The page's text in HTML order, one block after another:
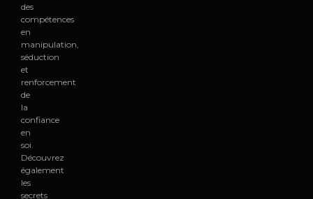
des
compétences
en
manipulation,
séduction
et
renforcement
de
la
confiance
en
soi.
Découvrez
également
les
secrets